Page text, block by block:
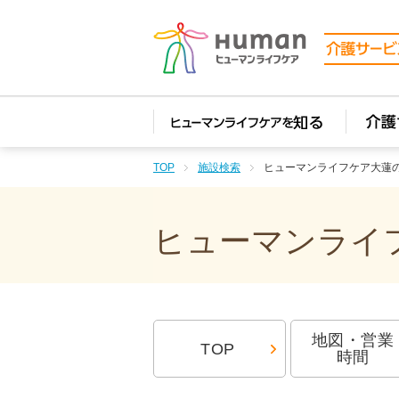
TOP 施設検索 ヒューマンライフケア大蓮
ヒューマンライ
TOP
地図・営業
時間